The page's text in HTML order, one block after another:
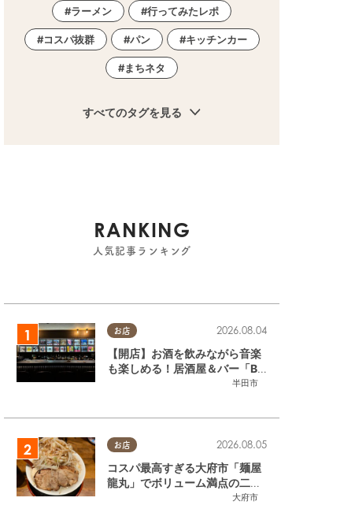
ラーメン 行ってみたレポ
コスパ抜群 パン キッチンカー
まちネタ
すべてのタグを見る
RANKING
人気記事ランキング
お店
半田市
2026.08.04
【開店】お酒を飲みながら音楽
も楽しめる！居酒屋＆バー「BL
OOMY（ブルーミー）」が7/3
お店
大府市
2026.08.05
コスパ最高すぎる大府市「麺屋
龍丸」でボリューム満点の二郎
系ラーメンを堪能してきた